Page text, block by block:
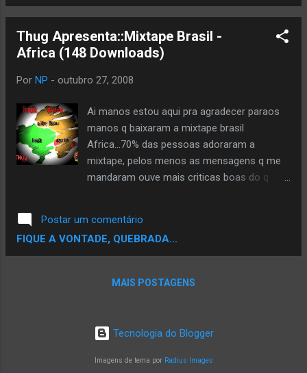
07 - Malandragem dá um Tempo (Ao Vivo) -
Thaíde...
estúdio em quatro anos. postando com pressa
Thug Apresenta::Mixtape Brasil -
Africa (148 Downloads)
Por NP - outubro 27, 2008
Ai manos estou aqui pra agradecer paraos
manos q baixaram a mixtape brasil
Africa...70% das pessoas adoraram a
mixtape, pelos menos as mensagens q me
mandaram ouve mais criticas boas do q
Intercambio entre a africa e suas
Diasporas...! Ai manos e Minas Esta é uma
Mixtape de Intercambio entre o Rap Nacional
(brasileiro) e o Rap da Africa (Angola,Guine
caras fazem um som de responsa, se nao
fosse o sotaque dos caras vc nao saberia
qual é rap nacional e qual é rap africano...
Postar um comentário
FIQUE A VONTADE, QUEBRADA...
MAIS POSTAGENS
Tecnologia do Blogger
Imagens de tema por Radius Images